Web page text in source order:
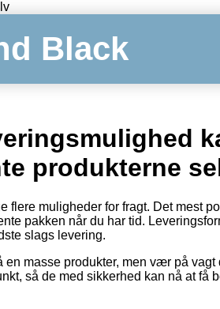
Black
produkterne
flere muligheder for fragt. Det mest
pakken når du har tid.
slags levering.
masse produkter, men vær på
så de med sikkerhed kan nå at få